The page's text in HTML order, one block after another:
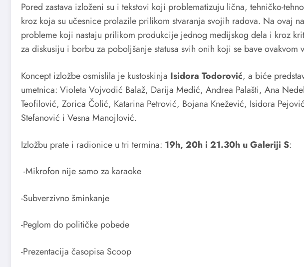
Pored zastava izloženi su i tekstovi koji problematizuju lična, tehničko-
kroz koja su učesnice prolazile prilikom stvaranja svojih radova. Na ovaj
probleme koji nastaju prilikom produkcije jednog medijskog dela i kroz
za diskusiju i borbu za poboljšanje statusa svih onih koji se bave ovakvom
Koncept izložbe osmislila je kustoskinja Isidora Todorović, a biće
umetnica: Violeta Vojvodić Balaž, Darija Medić, Andrea Palašti, Ana
Teofilović, Zorica Čolić, Katarina Petrović, Bojana Knežević, Isidora
Stefanović i Vesna Manojlović.
Izložbu prate i radionice u tri termina: 19h, 20h i 21.30h u Galeriji S:
-Mikrofon nije samo za karaoke
-Subverzivno šminkanje
-Peglom do političke pobede
-Prezentacija časopisa Scoop